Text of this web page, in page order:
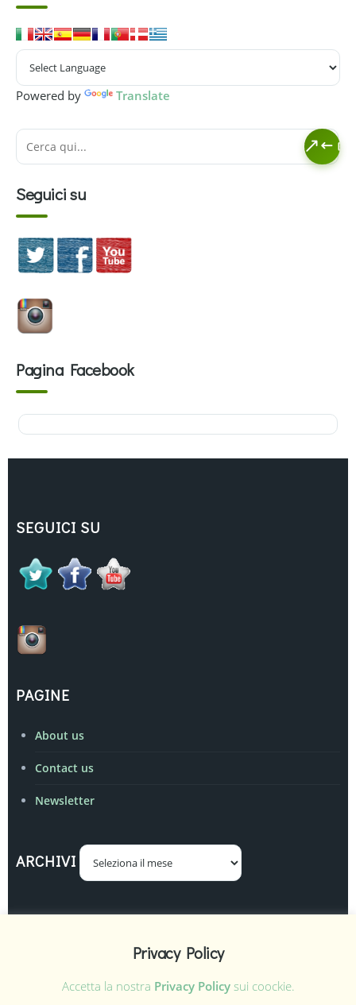
Powered by Translate
Seguici su
Pagina Facebook
SEGUICI SU
PAGINE
About us
Contact us
Newsletter
ARCHIVI Archivi
Realizzato ed amministrato da
Privacy Policy
Accetta la nostra Privacy Policysui coockie.